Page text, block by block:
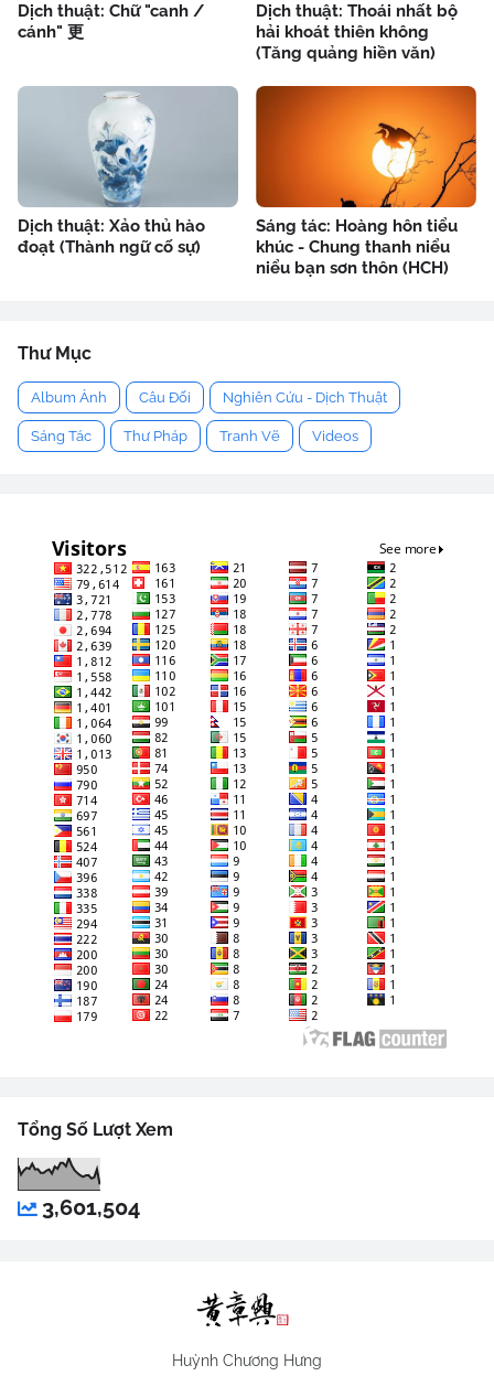
Dịch thuật: Chữ "canh /
cánh" 更
Dịch thuật: Thoái nhất bộ
hải khoát thiên không
(Tăng quảng hiền văn)
Dịch thuật: Xảo thủ hào
đoạt (Thành ngữ cố sự)
Sáng tác: Hoàng hôn tiểu
khúc - Chung thanh niểu
niểu bạn sơn thôn (HCH)
Thư Mục
Album Ảnh Câu Đối Nghiên Cứu - Dịch Thuật
Sáng Tác Thư Pháp Tranh Vẽ Videos
Tổng Số Lượt Xem
3,601,504
Huỳnh Chương Hưng